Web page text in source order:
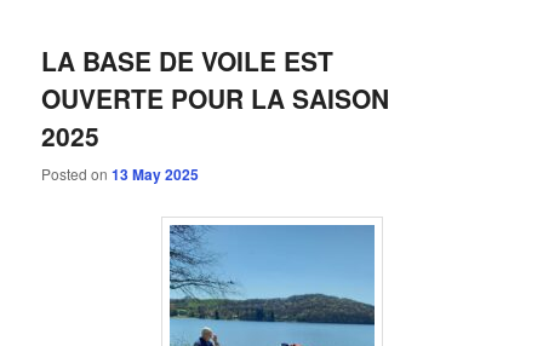
LA BASE DE VOILE EST
OUVERTE POUR LA SAISON
2025
Posted on13 May 2025